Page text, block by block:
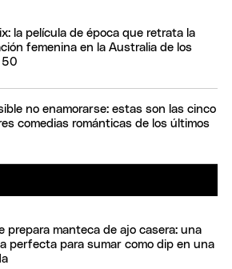
la película de época que retrata la
femenina en la Australia de los
50
no enamorarse: estas son las cinco
comedias románticas de los últimos
prepara manteca de ajo casera: una
perfecta para sumar como dip en una